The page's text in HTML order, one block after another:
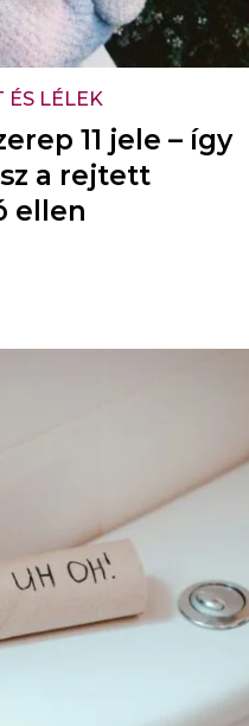
ÉS LÉLEK
11 jele – így
a rejtett
ellen